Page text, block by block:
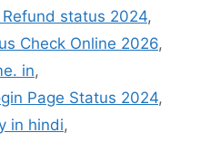
Refund status 2024,
Check Online 2026,
in,
Page Status 2024,
in hindi,